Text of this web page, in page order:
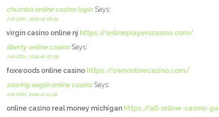
chumba online casino loginSays:
Juli 27th, 2022 at 06:51
virgin casino online nj https://onlineplayerscasino.com/
liberty online casinoSays:
Juli 27th, 2022 at 07:39
foxwoods online casino https://ownonlinecasino.com/
soaring eagle online casinoSays:
Juli 27th, 2022 at 11:02
online casino real money michigan https://all-online-casino-